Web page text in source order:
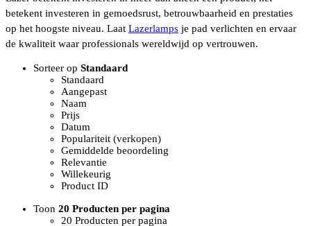
betekent investeren in gemoedsrust, betrouwbaarheid en prestaties
op het hoogste niveau. Laat Lazerlamps je pad verlichten en ervaar
de kwaliteit waar professionals wereldwijd op vertrouwen.
Sorteer op Standaard
Standaard
Aangepast
Naam
Prijs
Datum
Populariteit (verkopen)
Gemiddelde beoordeling
Relevantie
Willekeurig
Product ID
Toon 20 Producten per pagina
20 Producten per pagina